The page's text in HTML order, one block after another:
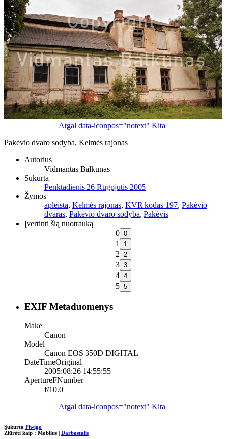
Atgal data-iconpos="notext" Kita
Pakėvio dvaro sodyba, Kelmės rajonas
Autorius
Vidmantas Balkūnas
Sukurta
Penktadienis 26 Rugpjūtis 2005
Žymos
apleista, Kelmės rajonas, KVR kodas 197, Pakėvio
dvaras, Pakėvio dvaro sodyba, Pakėvis
Įvertinti šią nuotrauką
0
1
2
3
4
5
EXIF Metaduomenys
Make
Canon
Model
Canon EOS 350D DIGITAL
DateTimeOriginal
2005:08:26 14:55:55
ApertureFNumber
f/10.0
Atgal data-iconpos="notext" Kita
Sukurta Piwigo
Žiūrėti kaip : Mobilus Darbastalis